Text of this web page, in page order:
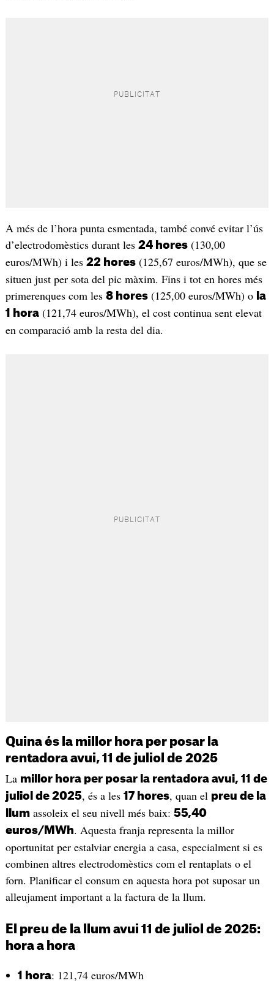
A més de l’hora punta esmentada, també convé evitar l’ús
d’electrodomèstics durant les 24 hores(130,00
euros/MWh) i les 22 hores(125,67 euros/MWh), que se
situen just per sota del pic màxim. Fins i tot en hores més
primerenques com les 8 hores(125,00 euros/MWh) o la
1 hora(121,74 euros/MWh), el cost continua sent elevat
en comparació amb la resta del dia.
Quina és la millor hora per posar la
rentadora avui, 11 de juliol de 2025
La millor hora per posar la rentadora avui, 11 de
juliol de 2025, és a les 17 hores, quan el preu de la
llumassoleix el seu nivell més baix: 55,40
euros/MWh. Aquesta franja representa la millor
oportunitat per estalviar energia a casa, especialment si es
combinen altres electrodomèstics com el rentaplats o el
forn. Planificar el consum en aquesta hora pot suposar un
alleujament important a la factura de la llum.
El preu de la llum avui 11 de juliol de 2025:
hora a hora
1 hora: 121,74 euros/MWh